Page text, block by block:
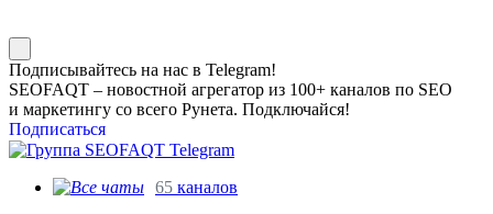
Подписывайтесь на нас в Telegram!
SEOFAQT – новостной агрегатор из 100+ каналов по SEO
и маркетингу со всего Рунета. Подключайся!
Подписаться
65 каналов